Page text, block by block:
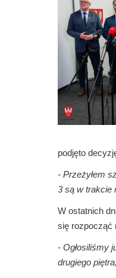
podjęto
- Przeżyłem
3 są w trakcie
W ostatnich
się rozpocząć
- Ogłosiliśmy
drugiego